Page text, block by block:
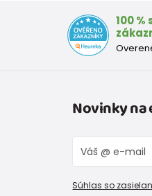
100
Novinky na
Súhlas so